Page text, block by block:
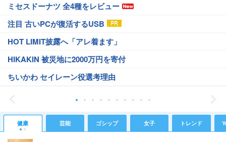
ミセスドーナツ 全4種をレビュー
注目 古いPCが復活するUSB
HOT LIMIT披露へ「アレ着ます」
HIKAKIN 被災地に2000万円を寄付
ちいかわ セイレーン役選考理由
健康 芸能 ゴシップ 女子 トレンド